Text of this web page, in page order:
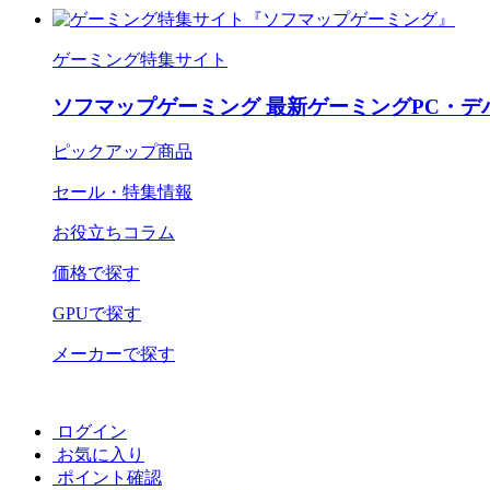
ゲーミング特集サイト
ソフマップゲーミング 最新ゲーミングPC・デ
ピックアップ商品
セール・特集情報
お役立ちコラム
価格で探す
GPUで探す
メーカーで探す
ログイン
お気に入り
ポイント確認